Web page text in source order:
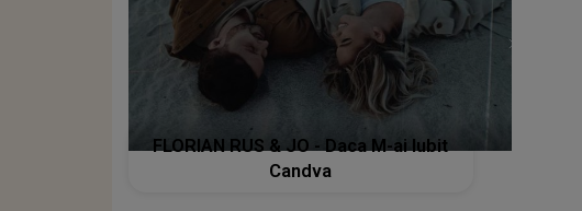
FLORIAN RUS & JO - Daca M-ai Iubit
Candva